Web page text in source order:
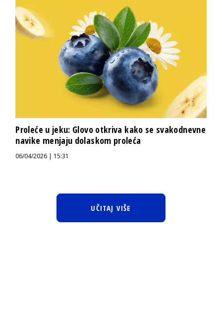
Proleće u jeku: Glovo otkriva kako se svakodnevne
navike menjaju dolaskom proleća
06/04/2026 | 15:31
UČITAJ VIŠE